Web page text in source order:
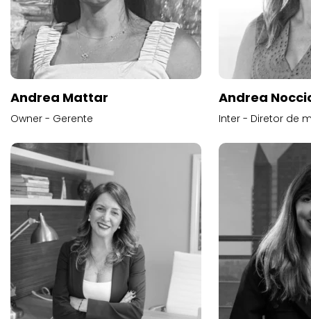
Andrea Mattar
Owner - Gerente
Andrea
Inter - Diretor de